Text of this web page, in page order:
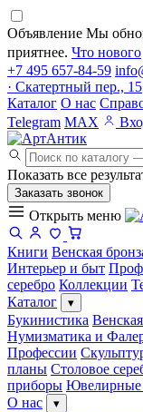
Объявление Мы
приятнее. Что нового
+7 495 657-84-59
· Скатертный пер., 15
Каталог О нас
Telegram MAX
Показать все
Заказать звонок
Открыть меню
Книги Венская
Интерьер и быт
серебро Коллекции
Каталог
▾
Букинистика
Нумизматика и
Профессии
планы Столовое
приборы Ювелирные
О нас
▾